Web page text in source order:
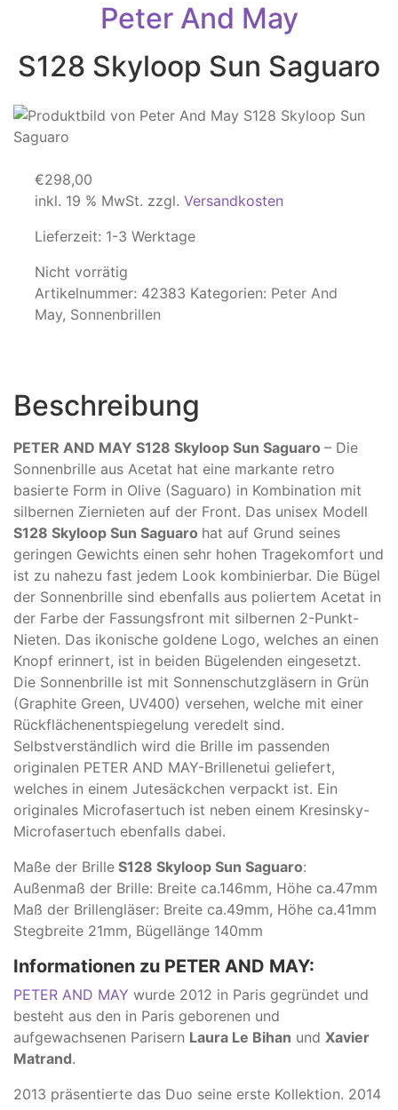
Peter And May
S128 Skyloop Sun Saguaro
€298,00
inkl. 19 % MwSt. zzgl. Versandkosten
Lieferzeit: 1-3 Werktage
Nicht vorrätig
Artikelnummer: 42383 Kategorien: Peter And
May, Sonnenbrillen
Beschreibung
PETER AND MAY S128 Skyloop Sun Saguaro – Die
Sonnenbrille aus Acetat hat eine markante retro
basierte Form in Olive (Saguaro) in Kombination mit
silbernen Ziernieten auf der Front. Das unisex Modell
S128 Skyloop Sun Saguaro hat auf Grund seines
geringen Gewichts einen sehr hohen Tragekomfort und
ist zu nahezu fast jedem Look kombinierbar. Die Bügel
der Sonnenbrille sind ebenfalls aus poliertem Acetat in
der Farbe der Fassungsfront mit silbernen 2-Punkt-
Nieten. Das ikonische goldene Logo, welches an einen
Knopf erinnert, ist in beiden Bügelenden eingesetzt.
Die Sonnenbrille ist mit Sonnenschutzgläsern in Grün
(Graphite Green, UV400) versehen, welche mit einer
Rückflächenentspiegelung veredelt sind.
Selbstverständlich wird die Brille im passenden
originalen PETER AND MAY-Brillenetui geliefert,
welches in einem Jutesäckchen verpackt ist. Ein
originales Microfasertuch ist neben einem Kresinsky-
Microfasertuch ebenfalls dabei.
Maße der Brille S128 Skyloop Sun Saguaro:
Außenmaß der Brille: Breite ca.146mm, Höhe ca.47mm
Maß der Brillengläser: Breite ca.49mm, Höhe ca.41mm
Stegbreite 21mm, Bügellänge 140mm
Informationen zu PETER AND MAY:
PETER AND MAY wurde 2012 in Paris gegründet und
besteht aus den in Paris geborenen und
aufgewachsenen Parisern Laura Le Bihan und Xavier
Matrand.
2013 präsentierte das Duo seine erste Kollektion. 2014